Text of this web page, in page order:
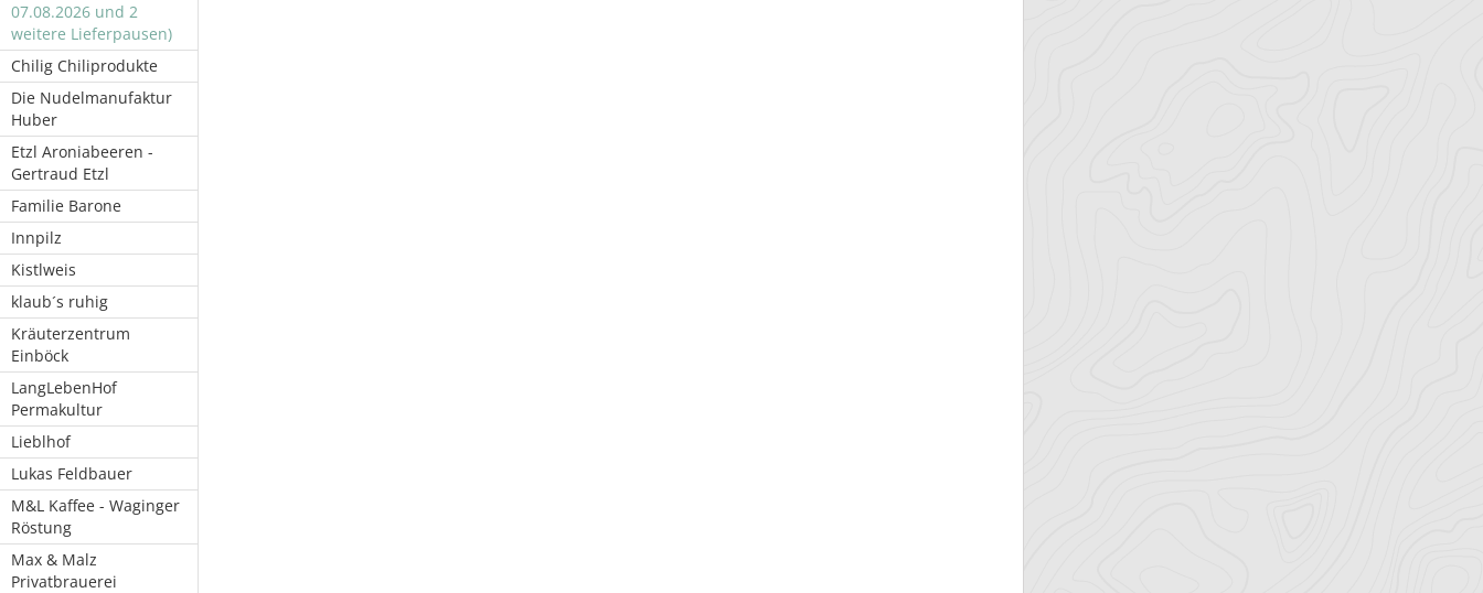
07.08.2026 und 2
weitere Lieferpausen)
Chilig Chiliprodukte
Die Nudelmanufaktur
Huber
Etzl Aroniabeeren -
Gertraud Etzl
Familie Barone
Innpilz
Kistlweis
klaub´s ruhig
Kräuterzentrum
Einböck
LangLebenHof
Permakultur
Lieblhof
Lukas Feldbauer
M&L Kaffee - Waginger
Röstung
Max & Malz
Privatbrauerei